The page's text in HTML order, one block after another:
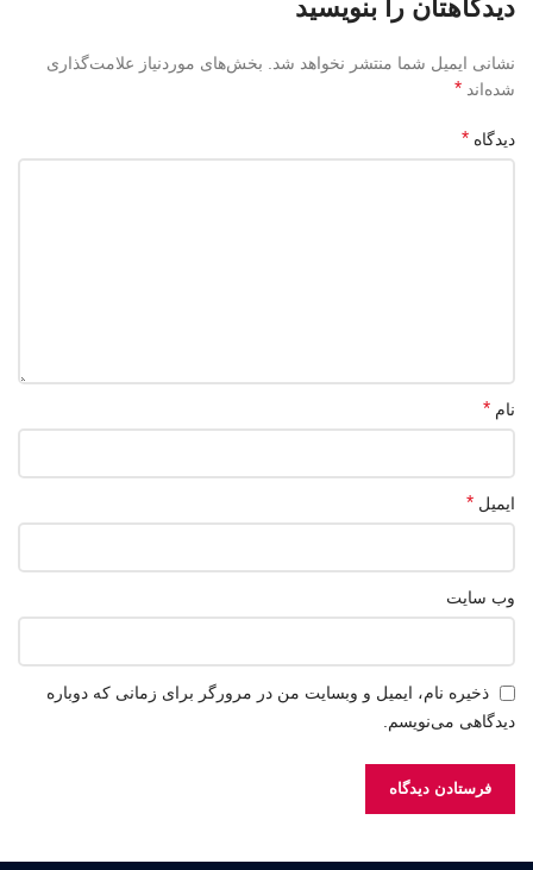
دیدگاهتان را بنویسید
نشانی ایمیل شما منتشر نخواهد شد.
بخش‌های موردنیاز علامت‌گذاری
شده‌اند *
دیدگاه *
نام *
ایمیل *
وب‌ سایت
ذخیره نام، ایمیل و وبسایت من در مرورگر برای زمانی که دوباره
دیدگاهی می‌نویسم.